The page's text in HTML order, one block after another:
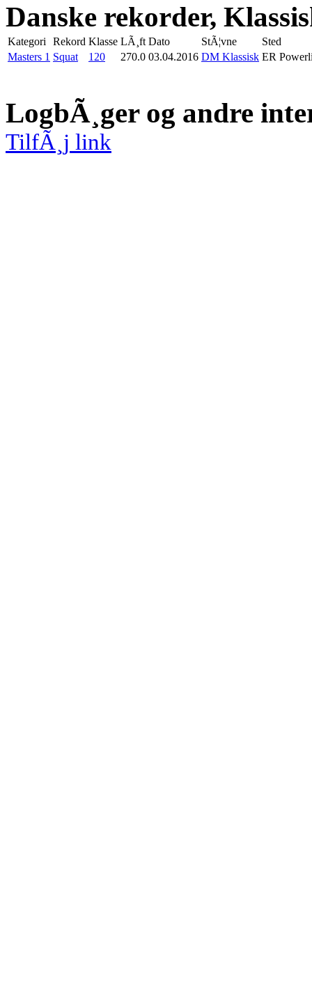
Danske rekorder,
Kategori Rekord Klasse LÃ¸ft Dato StÃ¦vne
Sted
Masters 1 Squat 120 270.0 03.04.2016 DM Klassisk ER
LogbÃ¸ger og andre
TilfÃ¸j link